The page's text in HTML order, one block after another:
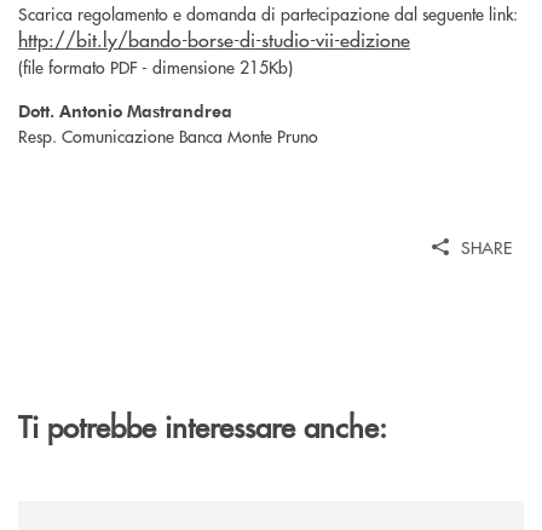
Scarica regolamento e domanda di partecipazione dal seguente link:
http://bit.ly/bando-borse-di-studio-vii-edizione
(file formato PDF - dimensione 215Kb)
Dott. Antonio Mastrandrea
Resp. Comunicazione Banca Monte Pruno
SHARE
Ti potrebbe interessare anche: